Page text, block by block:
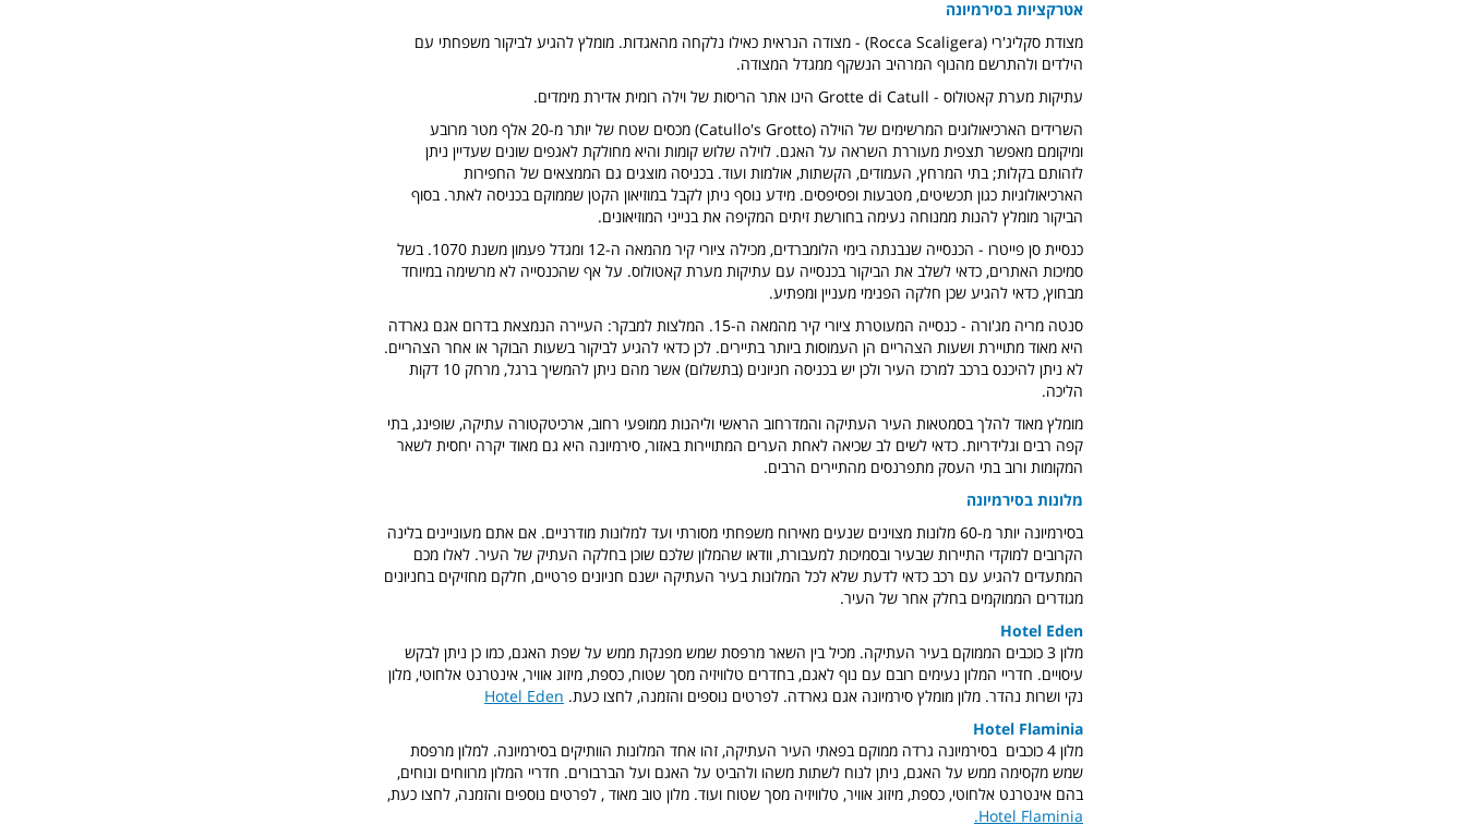
אטרקציות בסירמיונה
מצודת סקליג'רי (Rocca Scaligera) - מצודה הנראית כאילו נלקחה מהאגדות. מומלץ להגיע לביקור משפחתי עם
הילדים ולהתרשם מהנוף המרהיב הנשקף ממגדל המצודה.
עתיקות מערת קאטולוס - Grotte di Catull הינו אתר הריסות של וילה רומית אדירת מימדים.
השרידים הארכיאולוגים המרשימים של הוילה (Catullo's Grotto) מכסים שטח של יותר מ-20 אלף מטר מרובע
ומיקומם מאפשר תצפית מעוררת השראה על האגם. לוילה שלוש קומות והיא מחולקת לאגפים שונים שעדיין ניתן
לזהותם בקלות; בתי המרחץ, העמודים, הקשתות, אולמות ועוד. בכניסה מוצגים גם הממצאים של החפירות
הארכיאולוגיות כגון תכשיטים, מטבעות ופסיפסים. מידע נוסף ניתן לקבל במוזיאון הקטן שממוקם בכניסה לאתר. בסוף
הביקור מומלץ להנות ממנוחה נעימה בחורשת זיתים המקיפה את בנייני המוזיאונים.
כנסיית סן פייטרו - הכנסייה שנבנתה בימי הלומברדים, מכילה ציורי קיר מהמאה ה-12 ומגדל פעמון משנת 1070. בשל
סמיכות האתרים, כדאי לשלב את הביקור בכנסייה עם עתיקות מערת קאטולוס. על אף שהכנסייה לא מרשימה במיוחד
מבחוץ, כדאי להגיע שכן חלקה הפנימי מעניין ומפתיע.
סנטה מריה מג'ורה - כנסייה המעוטרת ציורי קיר מהמאה ה-15. המלצות למבקר: העיירה הנמצאת בדרום אגם גארדה
היא מאוד מתויירת ושעות הצהריים הן העמוסות ביותר בתיירים. לכן כדאי להגיע לביקור בשעות הבוקר או אחר הצהריים.
לא ניתן להיכנס ברכב למרכז העיר ולכן יש בכניסה חניונים (בתשלום) אשר מהם ניתן להמשיך ברגל, מרחק 10 דקות
הליכה.
מומלץ מאוד להלך בסמטאות העיר העתיקה והמדרחוב הראשי וליהנות ממופעי רחוב, ארכיטקטורה עתיקה, שופינג, בתי
קפה רבים וגלידריות. כדאי לשים לב שכיאה לאחת הערים המתויירות באזור, סירמיונה היא גם מאוד יקרה יחסית לשאר
המקומות ורוב בתי העסק מתפרנסים מהתיירים הרבים.
מלונות בסירמיונה
בסירמיונה יותר מ-60 מלונות מצוינים שנעים מאירוח משפחתי מסורתי ועד למלונות מודרניים. אם אתם מעוניינים בלינה
הקרובים למוקדי התיירות שבעיר ובסמיכות למעבורת, וודאו שהמלון שלכם שוכן בחלקה העתיק של העיר. לאלו מכם
המתעדים להגיע עם רכב כדאי לדעת שלא לכל המלונות בעיר העתיקה ישנם חניונים פרטיים, חלקם מחזיקים בחניונים
מגודרים הממוקמים בחלק אחר של העיר.
Hotel Eden
מ
לון 3 כוכבים הממוקם בעיר העתיקה. מכיל בין השאר מרפסת שמש מפנקת ממש על שפת האגם, כמו כן ניתן לבקש
עיסויים. חדריי המלון נעימים רובם עם נוף לאגם, בחדרים טלוויזיה מסך שטוח, כספת, מיזוג אוויר, אינטרנט אלחוטי, מלון
נקי ושרות נהדר. מלון מומלץ סירמיונה אגם גארדה. לפרטים נוספים והזמנה, לחצו כעת. Hotel Eden
Hotel Flaminia
מלון 4 כוכבים בסירמיונה גרדה ממוקם בפאתי העיר העתיקה, זהו אחד המלונות הוותיקים בסירמיונה. למלון מרפסת
שמש מקסימה ממש על האגם, ניתן לנוח לשתות משהו ולהביט על האגם ועל הברבורים. חדריי המלון מרווחים ונוחים,
בהם אינטרנט אלחוטי, כספת, מיזוג אוויר, טלוויזיה מסך שטוח ועוד. מלון טוב מאוד , לפרטים נוספים והזמנה, לחצו כעת,
Hotel Flaminia.